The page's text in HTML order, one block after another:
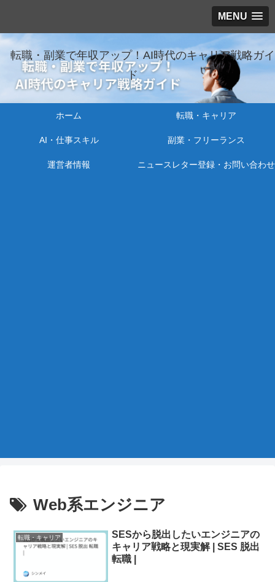
MENU
転職・副業で年収アップ！AI時代のキャリア戦略ガイ
ド
ホーム 転職・キャリア
AI・仕事スキル 副業・フリーランス
運営者情報 ニュースレター登録・お問い合わせ
Web系エンジニア
転職・キャリア
SESから脱出したいエンジニアの
キャリア戦略と現実解 | SES 脱出
転職 |